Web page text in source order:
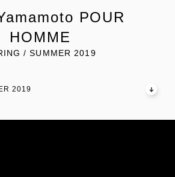
POUR
HOMME
/ SUMMER 2019
2019